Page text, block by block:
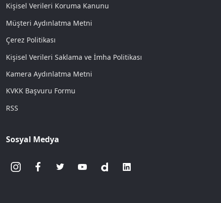
Kişisel Verileri Koruma Kanunu
Müşteri Aydınlatma Metni
Çerez Politikası
Kişisel Verileri Saklama ve İmha Politikası
Kamera Aydınlatma Metni
KVKK Başvuru Formu
RSS
Sosyal Medya